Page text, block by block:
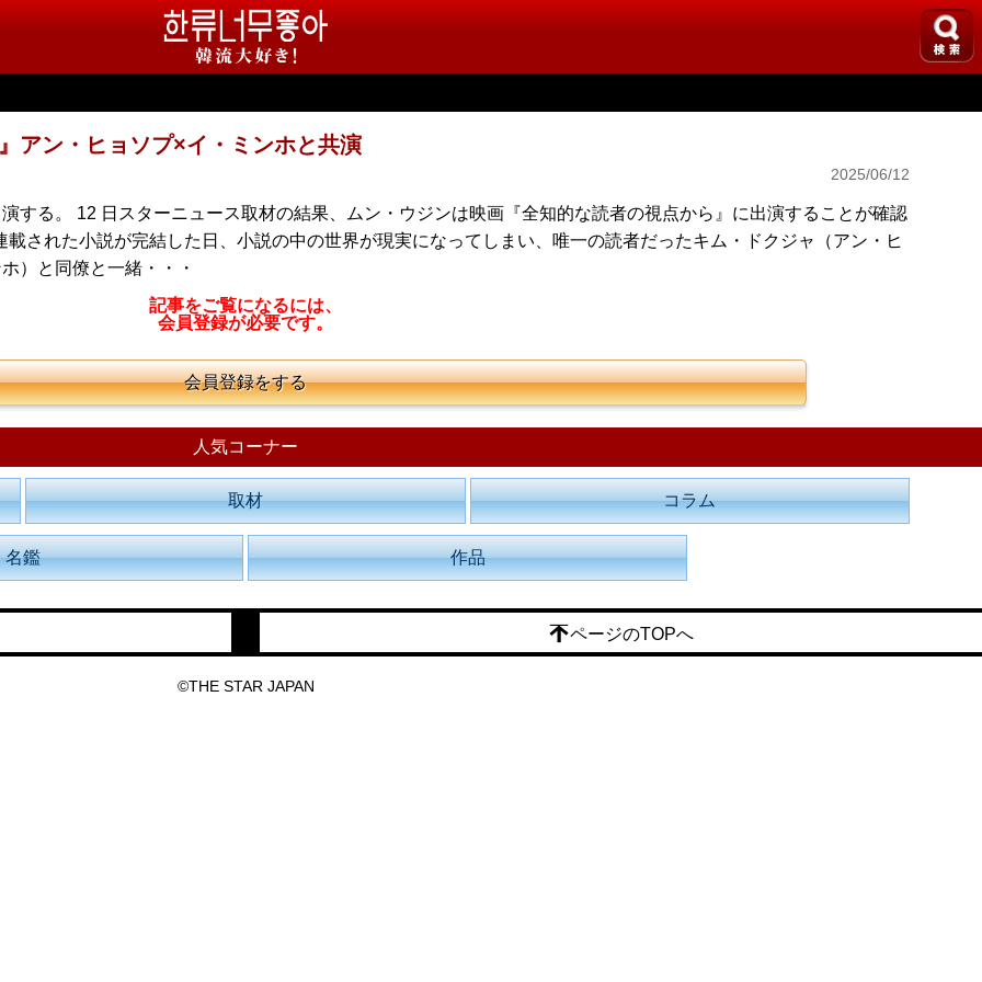
アン・ヒョソプ×イ・ミンホと共演
2025/06/12
する。 12 日スターニュース取材の結果、ムン・ウジンは映画『全知的な読者の視点から』に出演することが確認
された小説が完結した日、小説の中の世界が現実になってしまい、唯一の読者だったキム・ドクジャ（アン・ヒ
）と同僚と一緒・・・
記事をご覧になるには、
会員登録が必要です。
会員登録をする
人気コーナー
取材 コラム
名鑑 作品
ページのTOPへ
©THE STAR JAPAN